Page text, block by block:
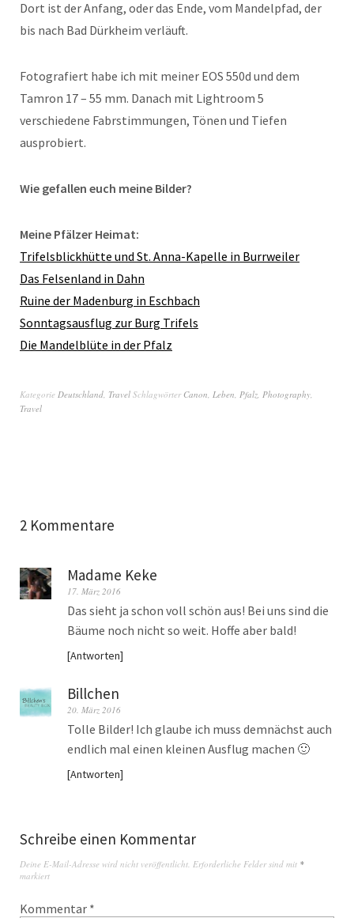
Dort ist der Anfang, oder das Ende, vom Mandelpfad, der
bis nach Bad Dürkheim verläuft.
Fotografiert habe ich mit meiner EOS 550d und dem
Tamron 17 – 55 mm. Danach mit Lightroom 5
verschiedene Fabrstimmungen, Tönen und Tiefen
ausprobiert.
Wie gefallen euch meine Bilder?
Meine Pfälzer Heimat:
Trifelsblickhütte und St. Anna-Kapelle in Burrweiler
Das Felsenland in Dahn
Ruine der Madenburg in Eschbach
Sonntagsausflug zur Burg Trifels
Die Mandelblüte in der Pfalz
Kategorie Deutschland, Travel Schlagwörter Canon, Leben, Pfalz, Photography,
Travel
2 Kommentare
Madame Keke
17. März 2016
Das sieht ja schon voll schön aus! Bei uns sind die
Bäume noch nicht so weit. Hoffe aber bald!
Antworten
Billchen
20. März 2016
Tolle Bilder! Ich glaube ich muss demnächst auch
endlich mal einen kleinen Ausflug machen 🙂
Antworten
Schreibe einen Kommentar
Deine E-Mail-Adresse wird nicht veröffentlicht. Erforderliche Felder sind mit *
markiert
Kommentar *